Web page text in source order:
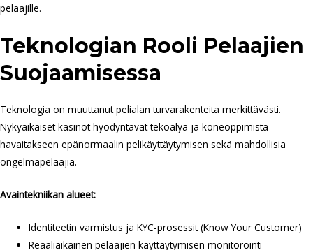
pelaajille.
Teknologian Rooli Pelaajien
Suojaamisessa
Teknologia on muuttanut pelialan turvarakenteita merkittävästi.
Nykyaikaiset kasinot hyödyntävät tekoälyä ja koneoppimista
havaitakseen epänormaalin pelikäyttäytymisen sekä mahdollisia
ongelmapelaajia.
Avaintekniikan alueet:
Identiteetin varmistus ja KYC-prosessit (Know Your Customer)
Reaaliaikainen pelaajien käyttäytymisen monitorointi